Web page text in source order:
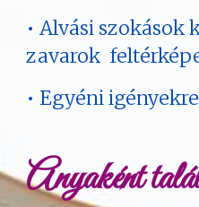
•Alvási szokások
zavarok
• Egyéni
Anyaként